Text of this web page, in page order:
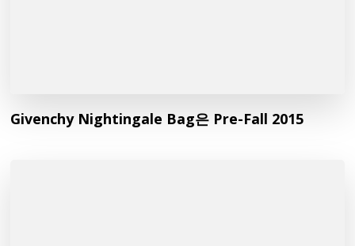
Givenchy Nightingale Bag은 Pre-Fall 2015